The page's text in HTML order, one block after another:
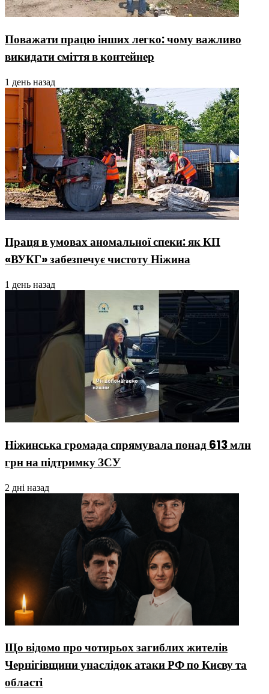
Поважати працю інших легко: чому важливо
викидати сміття в контейнер
1 день назад
Праця в умовах аномальної спеки: як КП
«ВУКГ» забезпечує чистоту Ніжина
1 день назад
Ніжинська громада спрямувала понад 613 млн
грн на підтримку ЗСУ
2 дні назад
Що відомо про чотирьох загиблих жителів
Чернігівщини унаслідок атаки РФ по Києву та
області